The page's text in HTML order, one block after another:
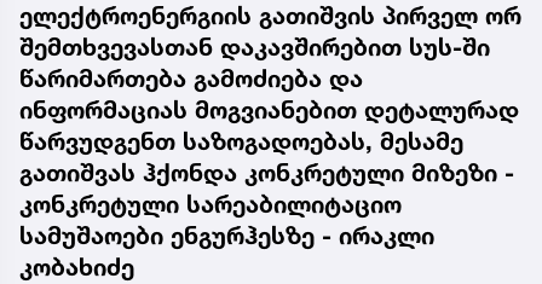
ელექტროენერგიის გათიშვის პირველ ორ
შემთხვევასთან დაკავშირებით სუს-ში
წარიმართება გამოძიება და
ინფორმაციას მოგვიანებით დეტალურად
წარვუდგენთ საზოგადოებას, მესამე
გათიშვას ჰქონდა კონკრეტული მიზეზი -
კონკრეტული სარეაბილიტაციო
სამუშაოები ენგურჰესზე - ირაკლი
კობახიძე